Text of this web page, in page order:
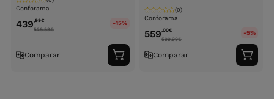
Conforama
439,99€
529.99€
-15%
Comparar
Adicionar
ao
Conforama
(0)
559,00€
599.99€
-5%
Comparar
ao